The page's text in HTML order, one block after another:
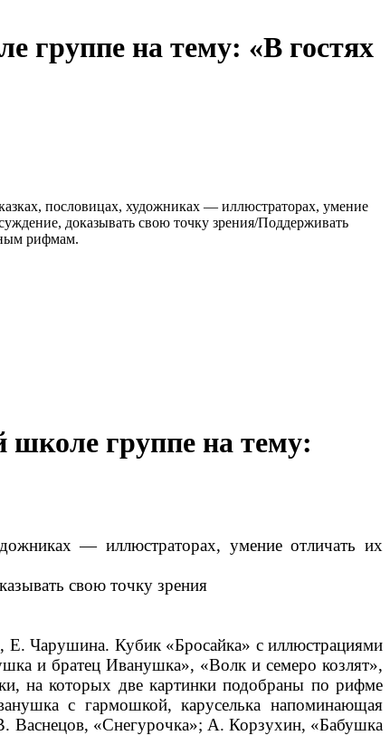
группе на тему: «В гостях
пословицах, художниках — иллюстраторах, умение
доказывать свою точку зрения/Поддерживать
рифмам.
школе группе на тему:
— иллюстраторах, умение отличать их
свою точку зрения
Чарушина. Кубик «Бросайка» с иллюстрациями
и братец Иванушка», «Волк и семеро козлят»,
на которых две картинки подобраны по рифме
с гармошкой, каруселька напоминающая
Васнецов, «Снегурочка»; А. Корзухин, «Бабушка